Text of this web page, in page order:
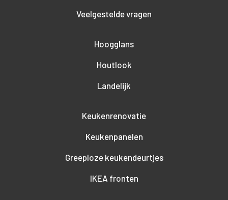
Veelgestelde vragen
Hoogglans
Houtlook
Landelijk
Keukenrenovatie
Keukenpanelen
Greeploze keukendeurtjes
IKEA fronten